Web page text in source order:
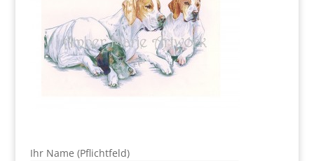
Ihr Name (Pflichtfeld)